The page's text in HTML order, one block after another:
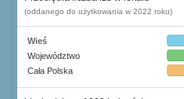
(oddanego do użytkowania w 2022 roku)
Wieś
Województwo
Cała Polska